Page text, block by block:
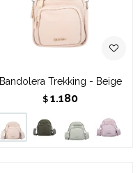
Bandolera Trekking - Beige
$ 1.180